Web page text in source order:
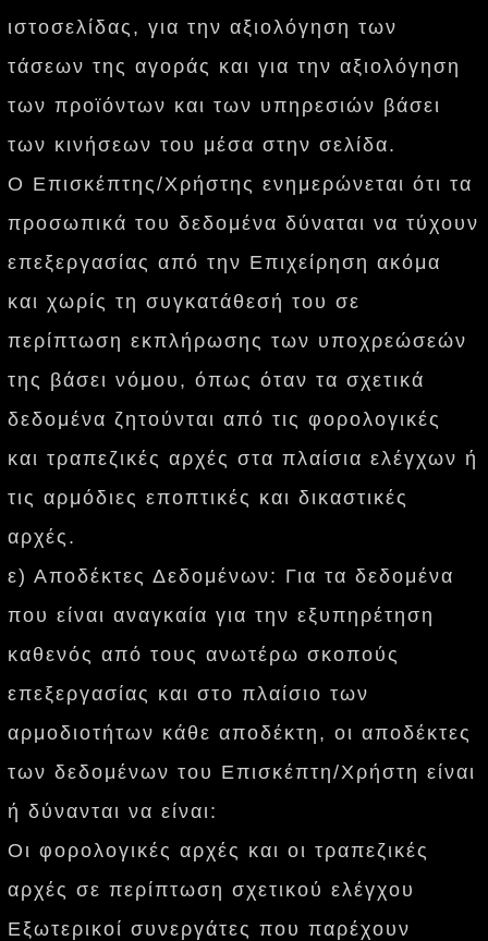
ιστοσελίδας, για την αξιολόγηση των
τάσεων της αγοράς και για την αξιολόγηση
των προϊόντων και των υπηρεσιών βάσει
των κινήσεων του μέσα στην σελίδα.
O Επισκέπτης/Χρήστης ενημερώνεται ότι τα
προσωπικά του δεδομένα δύναται να τύχουν
επεξεργασίας από την Επιχείρηση ακόμα
και χωρίς τη συγκατάθεσή του σε
περίπτωση εκπλήρωσης των υποχρεώσεών
της βάσει νόμου, όπως όταν τα σχετικά
δεδομένα ζητούνται από τις φορολογικές
και τραπεζικές αρχές στα πλαίσια ελέγχων ή
τις αρμόδιες εποπτικές και δικαστικές
αρχές.
ε) Αποδέκτες Δεδομένων: Για τα δεδομένα
που είναι αναγκαία για την εξυπηρέτηση
καθενός από τους ανωτέρω σκοπούς
επεξεργασίας και στο πλαίσιο των
αρμοδιοτήτων κάθε αποδέκτη, οι αποδέκτες
των δεδομένων του Επισκέπτη/Χρήστη είναι
ή δύνανται να είναι:
Οι φορολογικές αρχές και οι τραπεζικές
αρχές σε περίπτωση σχετικού ελέγχου
Εξωτερικοί συνεργάτες που παρέχουν